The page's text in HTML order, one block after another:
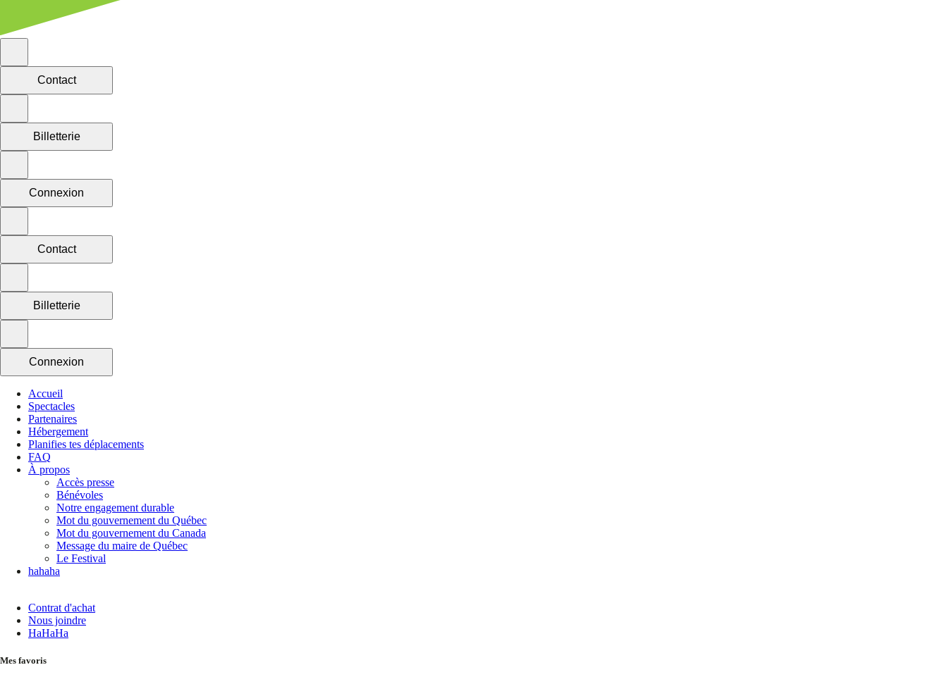
Contact
Billetterie
Connexion
Contact
Billetterie
Connexion
Accueil
Spectacles
Partenaires
Hébergement
Planifies tes déplacements
FAQ
À propos
Accès presse
Bénévoles
Notre engagement durable
Mot du gouvernement du Québec
Mot du gouvernement du Canada
Message du maire de Québec
Le Festival
hahaha
Contrat d'achat
Nous joindre
HaHaHa
Mes favoris